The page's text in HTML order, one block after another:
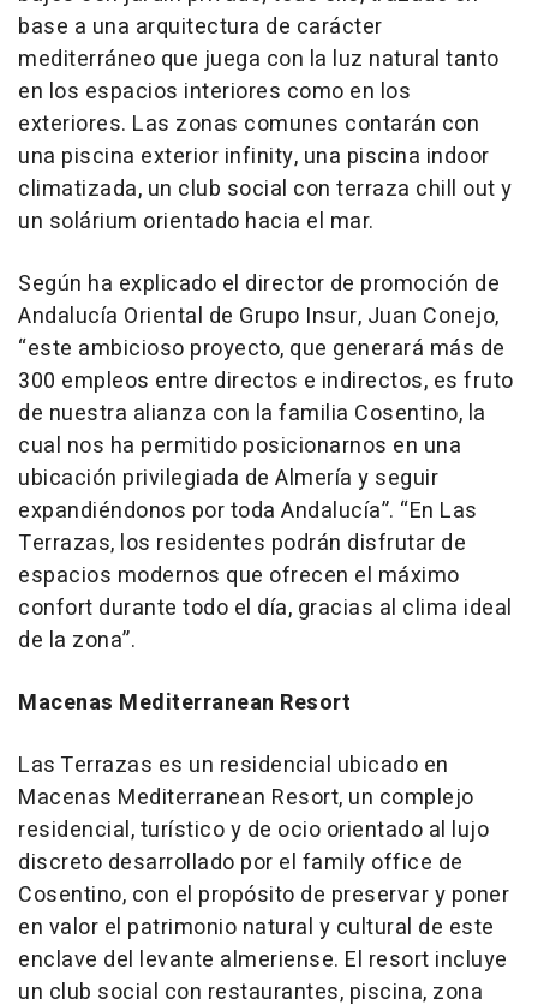
base a una arquitectura de carácter
mediterráneo que juega con la luz natural tanto
en los espacios interiores como en los
exteriores. Las zonas comunes contarán con
una piscina exterior infinity, una piscina indoor
climatizada, un club social con terraza chill out y
un solárium orientado hacia el mar.
Según ha explicado el director de promoción de
Andalucía Oriental de Grupo Insur, Juan Conejo,
“este ambicioso proyecto, que generará más de
300 empleos entre directos e indirectos, es fruto
de nuestra alianza con la familia Cosentino, la
cual nos ha permitido posicionarnos en una
ubicación privilegiada de Almería y seguir
expandiéndonos por toda Andalucía”. “En Las
Terrazas, los residentes podrán disfrutar de
espacios modernos que ofrecen el máximo
confort durante todo el día, gracias al clima ideal
de la zona”.
Macenas Mediterranean Resort
Las Terrazas es un residencial ubicado en
Macenas Mediterranean Resort, un complejo
residencial, turístico y de ocio orientado al lujo
discreto desarrollado por el family office de
Cosentino, con el propósito de preservar y poner
en valor el patrimonio natural y cultural de este
enclave del levante almeriense. El resort incluye
un club social con restaurantes, piscina, zona